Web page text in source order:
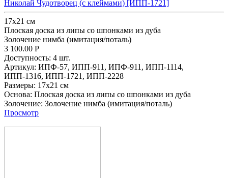
Николай Чудотворец (с клеймами) [ИПП-1721]
17х21 см
Плоская доска из липы со шпонками из дуба
Золочение нимба (имитация/поталь)
3 100.00 Р
Доступность: 4 шт.
Артикул: ИПФ-57, ИПП-911, ИПФ-911, ИПП-1114,
ИПП-1316, ИПП-1721, ИПП-2228
Размеры: 17х21 см
Основа: Плоская доска из липы со шпонками из дуба
Золочение: Золочение нимба (имитация/поталь)
Просмотр